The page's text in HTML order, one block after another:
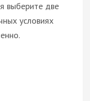
выберите две
условиях